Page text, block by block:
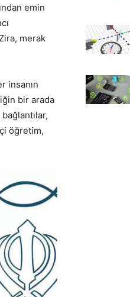
emin
merak
insanın
bir arada
öğretim,